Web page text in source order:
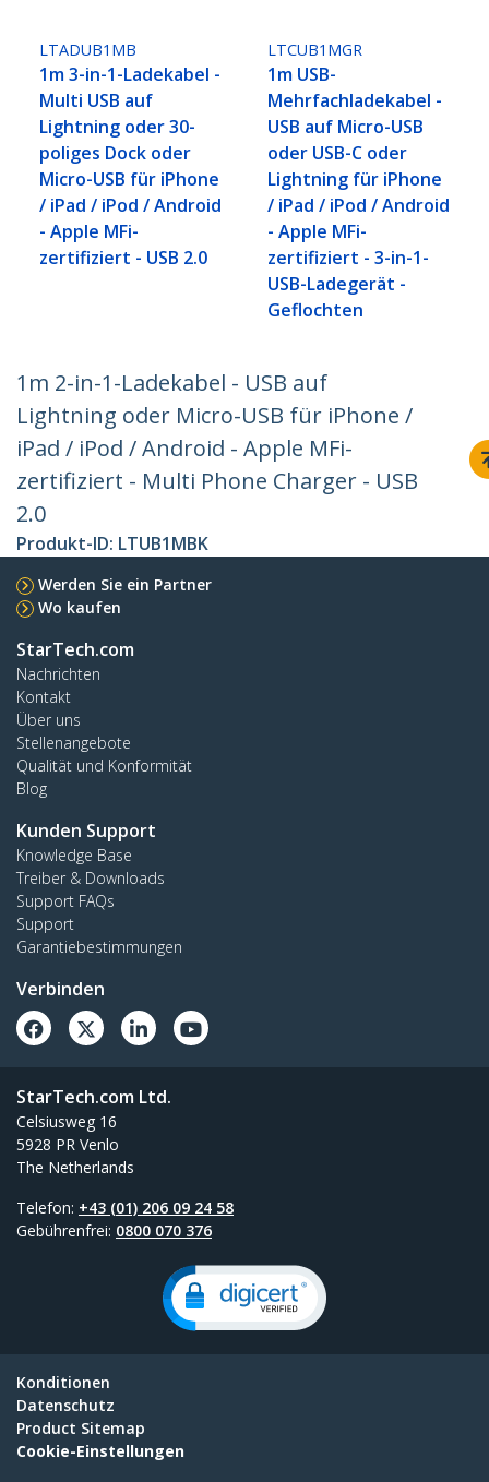
LTADUB1MB
1m 3-in-1-Ladekabel -
Multi USB auf
Lightning oder 30-
poliges Dock oder
Micro-USB für iPhone
/ iPad / iPod / Android
- Apple MFi-
zertifiziert - USB 2.0
LTCUB1MGR
1m USB-
Mehrfachladekabel -
USB auf Micro-USB
oder USB-C oder
Lightning für iPhone
/ iPad / iPod / Android
- Apple MFi-
zertifiziert - 3-in-1-
USB-Ladegerät -
Geflochten
1m 2-in-1-Ladekabel - USB auf
Lightning oder Micro-USB für iPhone /
iPad / iPod / Android - Apple MFi-
zertifiziert - Multi Phone Charger - USB
2.0
Produkt-ID: LTUB1MBK
Werden Sie ein Partner
Wo kaufen
StarTech.com
Nachrichten
Kontakt
Über uns
Stellenangebote
Qualität und Konformität
Blog
Kunden Support
Knowledge Base
Treiber & Downloads
Support FAQs
Support
Garantiebestimmungen
Verbinden
StarTech.com Ltd.
Celsiusweg 16
5928 PR Venlo
The Netherlands
Telefon: +43 (01) 206 09 24 58
Gebührenfrei: 0800 070 376
Konditionen
Datenschutz
Product Sitemap
Cookie-Einstellungen